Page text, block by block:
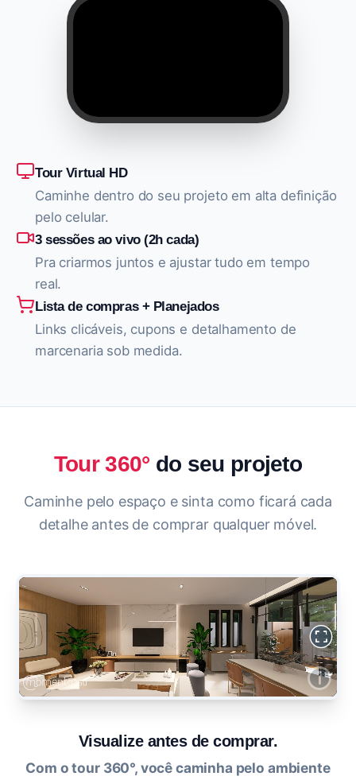
Tour Virtual HD
Caminhe dentro do seu projeto em alta definição
pelo celular.
3 sessões ao vivo (2h cada)
Pra criarmos juntos e ajustar tudo em tempo
real.
Lista de compras + Planejados
Links clicáveis, cupons e detalhamento de
marcenaria sob medida.
Tour 360° do seu projeto
Caminhe pelo espaço e sinta como ficará cada
detalhe antes de comprar qualquer móvel.
Visualize antes de comprar.
Com o tour 360°, você caminha pelo ambiente